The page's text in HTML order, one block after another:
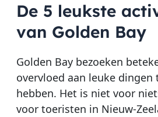
De 5 leukste
van Golden Bay
Golden Bay bezoeken
overvloed aan leuke dingen
hebben. Het is niet voor
voor toeristen in Nieuw-